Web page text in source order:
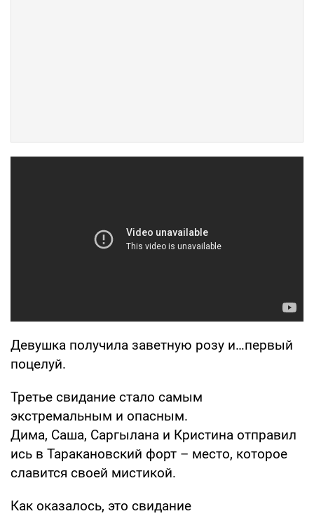
Девушка получила заветную розу и…первый
поцелуй.
Третье свидание стало самым
экстремальным и опасным.
Дима, Саша, Саргылана и Кристина отправил
ись в Таракановский форт – место, которое
славится своей мистикой.
Как оказалось, это свидание